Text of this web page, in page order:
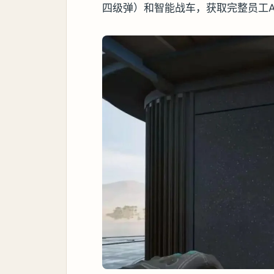
四级弹）和智能战车，获取完整员工